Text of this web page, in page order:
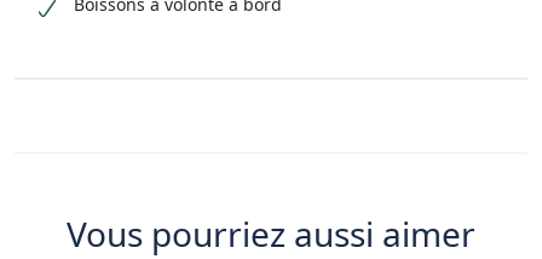
Vous pourriez aussi aimer